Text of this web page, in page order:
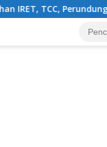
dan Bahaya